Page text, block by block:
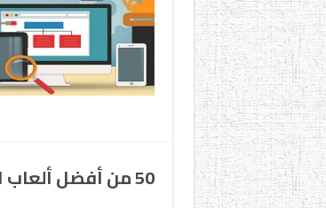
50 من أفضل ألعاب الفيديو التي تدعم عملية التعلم